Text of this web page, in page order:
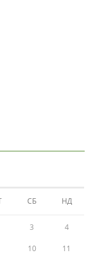
СБ НД
3 4
10 11